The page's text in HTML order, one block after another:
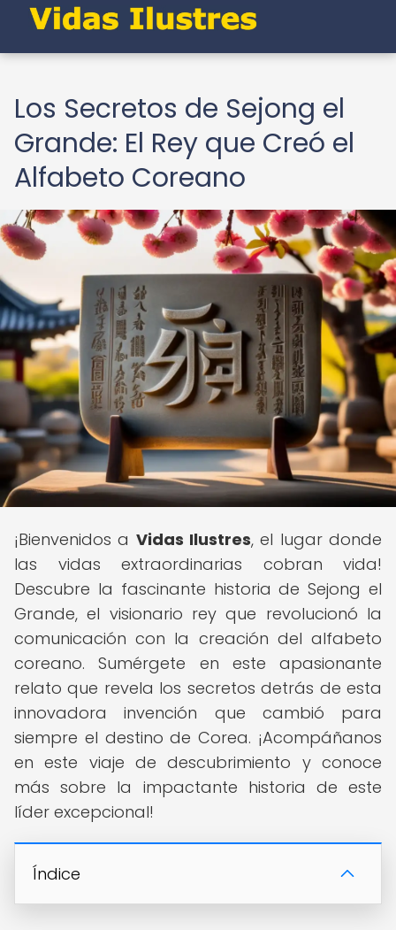
Los Secretos de Sejong el
Grande: El Rey que Creó el
Alfabeto Coreano
¡Bienvenidos a Vidas Ilustres, el lugar donde
las vidas extraordinarias cobran vida!
Descubre la fascinante historia de Sejong el
Grande, el visionario rey que revolucionó la
comunicación con la creación del alfabeto
coreano. Sumérgete en este apasionante
relato que revela los secretos detrás de esta
innovadora invención que cambió para
siempre el destino de Corea. ¡Acompáñanos
en este viaje de descubrimiento y conoce
más sobre la impactante historia de este
líder excepcional!
Índice